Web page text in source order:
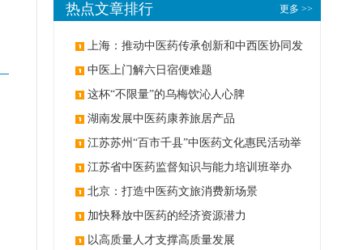
更多 >>
热点文章排行
上海：推动中医药传承创新和中西医协同发
展 中医上门解六日宿便难题
这杯“不限量”的乌梅饮沁人心脾
湖南发展中医药康养旅居产品
江苏苏州“百市千县”中医药文化惠民活动举
办 江苏省中医药监督知识与能力培训班举办
北京：打造中医药文旅消费新场景
加快释放中医药的经济资源潜力
以高质量人才支撑高质量发展